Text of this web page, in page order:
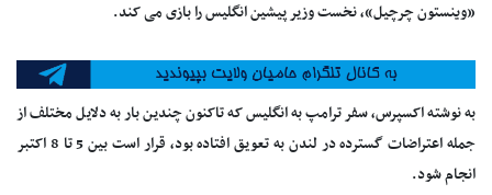
«وینستون چرچیل»، نخست وزیر پیشین انگلیس را بازی می کند.
به نوشته اکسپرس، سفر ترامپ به انگلیس که تاکنون چندین بار به دلایل مختلف از
جمله اعتراضات گسترده در لندن به تعویق افتاده بود، قرار است بین 5 تا 8 اکتبر
انجام شود.